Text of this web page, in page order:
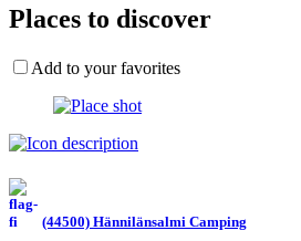
Places to discover
Add to your favorites
(44500) Hännilänsalmi Camping